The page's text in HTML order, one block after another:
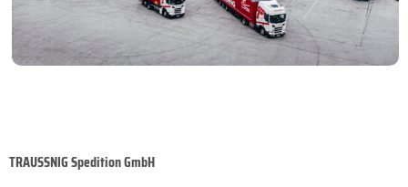
TRAUSSNIG Spedition GmbH